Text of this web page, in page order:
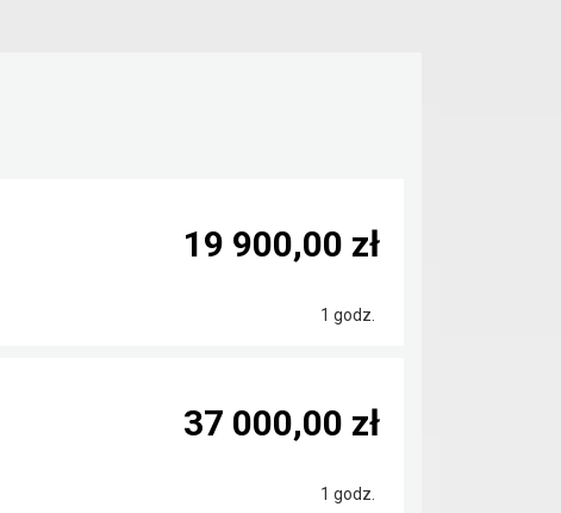
1 godz.
19 900,00 zł
1 godz.
37 000,00 zł